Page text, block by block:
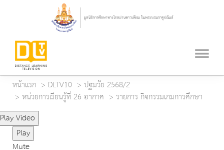
หน้าแรก DLTV10
ปฐมวัย 2568/2
หน่วยการเรียนรู้ที่ 26 อากาศ
รายการ กิจกรรมเกมการศึกษา
Play Video
Play
Mute